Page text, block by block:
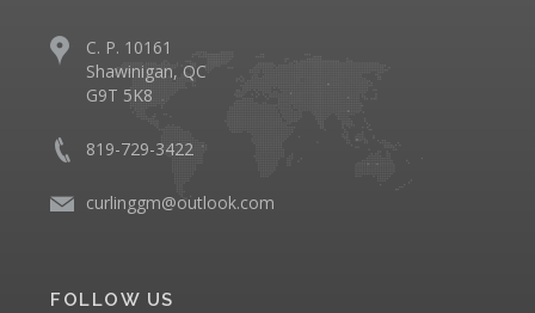
C. P. 10161
Shawinigan, QC
G9T 5K8
819-729-3422
curlinggm@outlook.com
FOLLOW US